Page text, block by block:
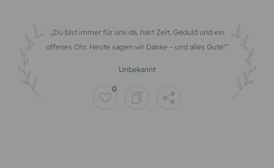
Du bist immer für uns da, hast Zeit, Geduld und ein
offenes Ohr. Heute sagen wir Danke – und alles Gute!
Unbekannt
0